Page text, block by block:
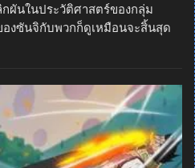
ผันในประวัติศาสตร์ของกลุ่ม
งซันจิกับพวกก็ดูเหมือนจะสิ้นสุด